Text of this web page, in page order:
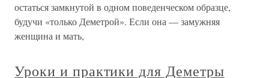
остаться замкнутой в одном поведенческом образце,
будучи «только Деметрой». Если она — замужняя
женщина и мать,
Уроки и практики для Деметры